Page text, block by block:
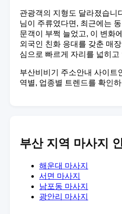
관광객의 지형도 달라졌습니
님이 주류였다면, 최근에는
문객이 부쩍 늘었고, 이 변화
외국인 친화 응대를 갖춘 매
심으로 빠르게 자리를 넓히고
부산비비기 주소안내 사이트
역별, 업종별 트렌드를 확인
부산 지역 마사지
해운대 마사지
서면 마사지
남포동 마사지
광안리 마사지